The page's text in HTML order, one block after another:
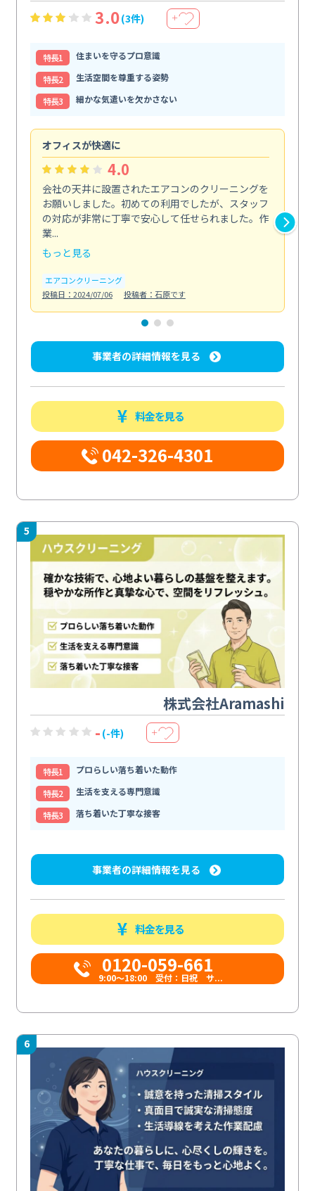
3.0(3件) ＋
特⻑1
住まいを守るプロ意識
特⻑2
生活空間を尊重する姿勢
特⻑3
細かな気遣いを欠かさない
オフィスが快適に
4.0
会社の天井に設置されたエアコンのクリーニングを
お願いしました。初めての利用でしたが、スタッフ
の対応が非常に丁寧で安心して任せられました。作
業...
もっと見る
エアコンクリーニング
投稿日：2024/07/06
投稿者：石原です
事業者の詳細情報を見る
料金を見る
042-326-4301
5
株式会社Aramashi
- (-件) ＋
特⻑1
プロらしい落ち着いた動作
特⻑2
生活を支える専門意識
特⻑3
落ち着いた丁寧な接客
事業者の詳細情報を見る
料金を見る
0120-059-661
9:00〜18:00 受付：日祝 サ...
6